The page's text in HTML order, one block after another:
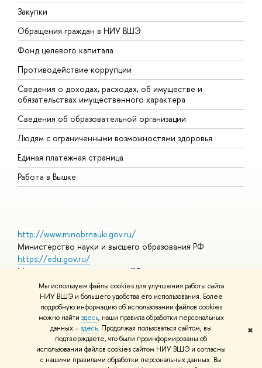
Мы используем файлы cookies для улучшения работы сайта
НИУ ВШЭ и большего удобства его использования. Более
подробную информацию об использовании файлов cookies
можно найти здесь, наши правила обработки персональных
данных –здесь. Продолжая пользоваться сайтом, вы
подтверждаете, что были проинформированы об
использовании файлов cookies сайтом НИУ ВШЭ и согласны
с нашими правилами обработки персональных данных. Вы
✖
Закупки
Обращения граждан в НИУ ВШЭ
Фонд целевого капитала
Противодействие коррупции
Сведения о доходах, расходах, об имуществе и
обязательствах имущественного характера
Сведения об образовательной организации
Людям с ограниченными возможностями здоровья
Единая платежная страница
Работа в Вышке
http://www.minobrnauki.gov.ru/
Министерство науки и высшего образования РФ
https://edu.gov.ru/
Министерство просвещения РФ
https://elearning.hse.ru/mooc
Массовые открытые онлайн-курсы
© НИУ ВШЭ 1993–2026 Адреса и контактыУсловия
использования материалов Политика конфиденциальности
Шрифты HSE Sans и HSE Slab разработаны в
Школе дизайна НИУ